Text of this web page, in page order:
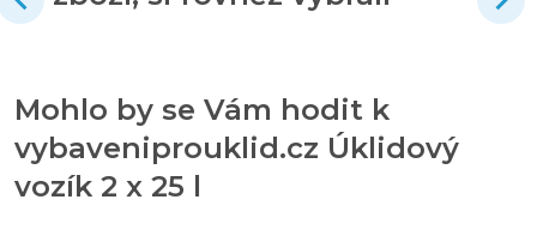
Mohlo by se Vám hodit k
vybaveniprouklid.cz Úklidový
vozík 2 x 25 l